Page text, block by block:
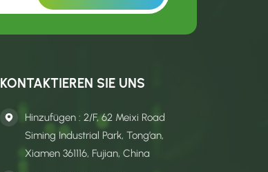
KONTAKTIEREN SIE UNS
Hinzufügen : 2/F, 62 Meixi Road
Siming Industrial Park, Tong’an,
Xiamen 361116, Fujian, China